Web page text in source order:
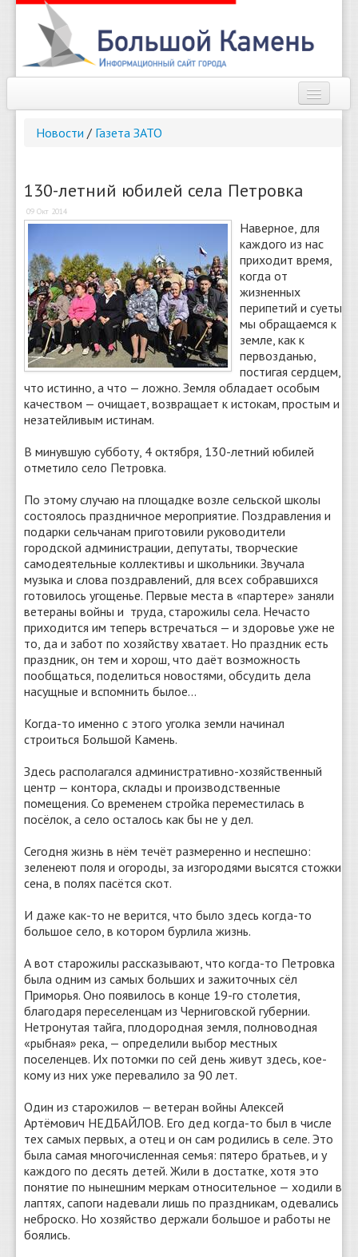
Новости
Справочник
О сайте
Найти
Новости / Газета ЗАТО
130-летний юбилей села Петровка
09 Окт 2014
Наверное, для
каждого из нас
приходит время,
когда от
жизненных
перипетий и суеты
мы обращаемся к
земле, как к
первозданью,
постигая сердцем,
что истинно, а что — ложно. Земля обладает особым
качеством — очищает, возвращает к истокам, простым и
незатейливым истинам.
В минувшую субботу, 4 октября, 130-летний юбилей
отметило село Петровка.
По этому случаю на площадке возле сельской школы
состоялось праздничное мероприятие. Поздравления и
подарки сельчанам приготовили руководители
городской администрации, депутаты, творческие
самодеятельные коллективы и школьники. Звучала
музыка и слова поздравлений, для всех собравшихся
готовилось угощенье. Первые места в «партере» заняли
ветераны войны и труда, старожилы села. Нечасто
приходится им теперь встречаться — и здоровье уже не
то, да и забот по хозяйству хватает. Но праздник есть
праздник, он тем и хорош, что даёт возможность
пообщаться, поделиться новостями, обсудить дела
насущные и вспомнить былое…
Когда-то именно с этого уголка земли начинал
строиться Большой Камень.
Здесь располагался административно-хозяйственный
центр — контора, склады и производственные
помещения. Со временем стройка переместилась в
посёлок, а село осталось как бы не у дел.
Сегодня жизнь в нём течёт размеренно и неспешно:
зеленеют поля и огороды, за изгородями высятся стожки
сена, в полях пасётся скот.
И даже как-то не верится, что было здесь когда-то
большое село, в котором бурлила жизнь.
А вот старожилы рассказывают, что когда-то Петровка
была одним из самых больших и зажиточных сёл
Приморья. Оно появилось в конце 19-го столетия,
благодаря переселенцам из Черниговской губернии.
Нетронутая тайга, плодородная земля, полноводная
«рыбная» река, — определили выбор местных
поселенцев. Их потомки по сей день живут здесь, кое-
кому из них уже перевалило за 90 лет.
Один из старожилов — ветеран войны Алексей
Артёмович НЕДБАЙЛОВ. Его дед когда-то был в числе
тех самых первых, а отец и он сам родились в селе. Это
была самая многочисленная семья: пятеро братьев, и у
каждого по десять детей. Жили в достатке, хотя это
понятие по нынешним меркам относительное — ходили в
лаптях, сапоги надевали лишь по праздникам, одевались
неброско. Но хозяйство держали большое и работы не
боялись.